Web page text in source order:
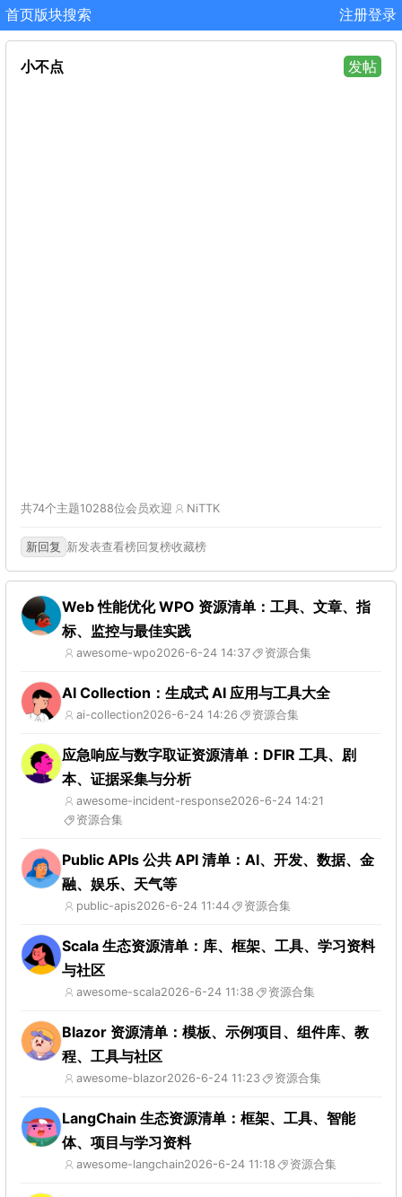
首页版块搜索 注册登录
小不点 发帖
共74个主题10288位会员欢迎 NiTTK
新回复 新发表查看榜回复榜收藏榜
Web 性能优化 WPO 资源清单：工具、文章、指
标、监控与最佳实践
awesome-wpo2026-6-24 14:37 资源合集
AI Collection：生成式 AI 应用与工具大全
ai-collection2026-6-24 14:26 资源合集
应急响应与数字取证资源清单：DFIR 工具、剧
本、证据采集与分析
awesome-incident-response2026-6-24 14:21
资源合集
Public APIs 公共 API 清单：AI、开发、数据、金
融、娱乐、天气等
public-apis2026-6-24 11:44 资源合集
Scala 生态资源清单：库、框架、工具、学习资料
与社区
awesome-scala2026-6-24 11:38 资源合集
Blazor 资源清单：模板、示例项目、组件库、教
程、工具与社区
awesome-blazor2026-6-24 11:23 资源合集
LangChain 生态资源清单：框架、工具、智能
体、项目与学习资料
awesome-langchain2026-6-24 11:18 资源合集